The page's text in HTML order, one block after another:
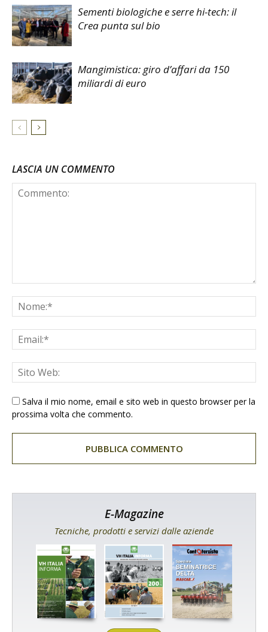
Sementi biologiche e serre hi-tech: il
Crea punta sul bio
Mangimistica: giro d’affari da 150
miliardi di euro
LASCIA UN COMMENTO
Salva il mio nome, email e sito web in questo browser per la
prossima volta che commento.
E-Magazine
Tecniche, prodotti e servizi dalle aziende